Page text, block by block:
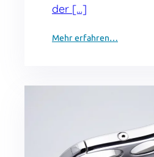
der […]
Mehr erfahren…